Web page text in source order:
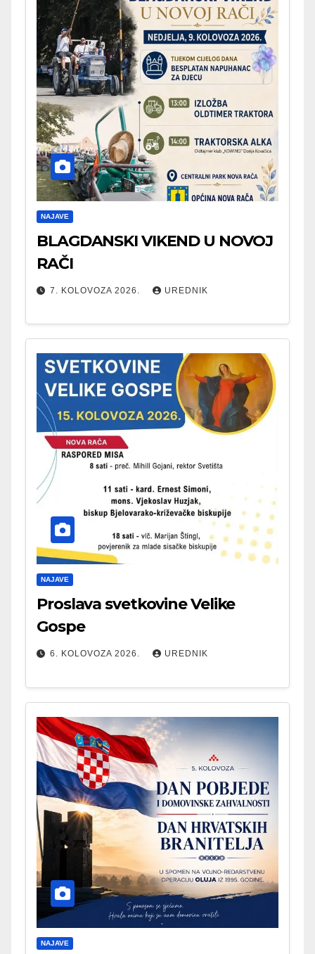
NAJAVE
BLAGDANSKI VIKEND U NOVOJ
RAČI
7. KOLOVOZA 2026. UREDNIK
NAJAVE
Proslava svetkovine Velike
Gospe
6. KOLOVOZA 2026. UREDNIK
NAJAVE